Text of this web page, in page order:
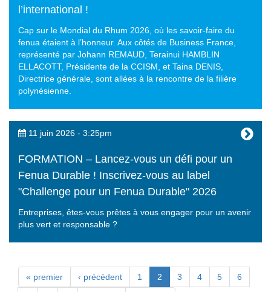
l’international !
Cap sur le Mondial du Rhum 2026, où les savoir-faire du
fenua étaient à l’honneur. Aux côtés de Business France,
représenté par Johann REMAUD, Terainui HAMBLIN
ELLACOTT, Présidente de la CCISM, et Taina DENIS,
Directrice générale, sont allées à la rencontre de la filière
polynésienne.
11 juin 2026 - 3:25pm
FORMATION – Lancez-vous un défi pour un
Fenua Durable ! Inscrivez-vous au label
"Challenge pour un Fenua Durable" 2026
Entreprises, êtes-vous prêtes à vous engager pour un avenir
plus vert et responsable ?
Pages
« premier ‹ précédent 1 2 3 4 5 6